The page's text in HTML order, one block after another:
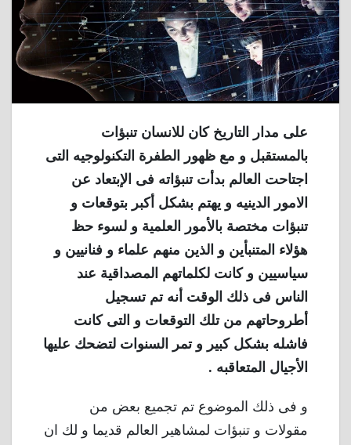
على مدار التاريخ كان للانسان تنبؤات
بالمستقبل و مع ظهور الطفرة التكنولوجيه التى
اجتاحت العالم بدأت تنبؤاته فى الإبتعاد عن
الامور الدينيه و يهتم بشكل أكبر بتوقعات و
تنبؤات مختصة بالأمور العلمية و لسوء حظ
هؤلاء المتنبأين و الذين منهم علماء و فنانيين و
سياسيين و كانت لكلماتهم المصداقية عند
الناس فى ذلك الوقت أنه تم تسجيل
أطروحاتهم من تلك التوقعات و التى كانت
فاشله بشكل كبير و تمر السنوات لتضحك عليها
الأجيال المتعاقبه .
و فى ذلك الموضوع تم تجميع بعض من
مقولات و تنبؤات لمشاهير العالم قديما و لك ان